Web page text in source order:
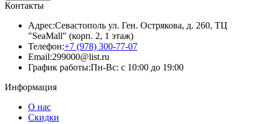
Контакты
Адрес:Севастополь ул. Ген. Острякова, д. 260, ТЦ
"SeaMall" (корп. 2, 1 этаж)
Телефон:+7 (978) 300-77-07
Email:299000@list.ru
График работы:Пн-Вс: с 10:00 до 19:00
Информация
О нас
Скидки